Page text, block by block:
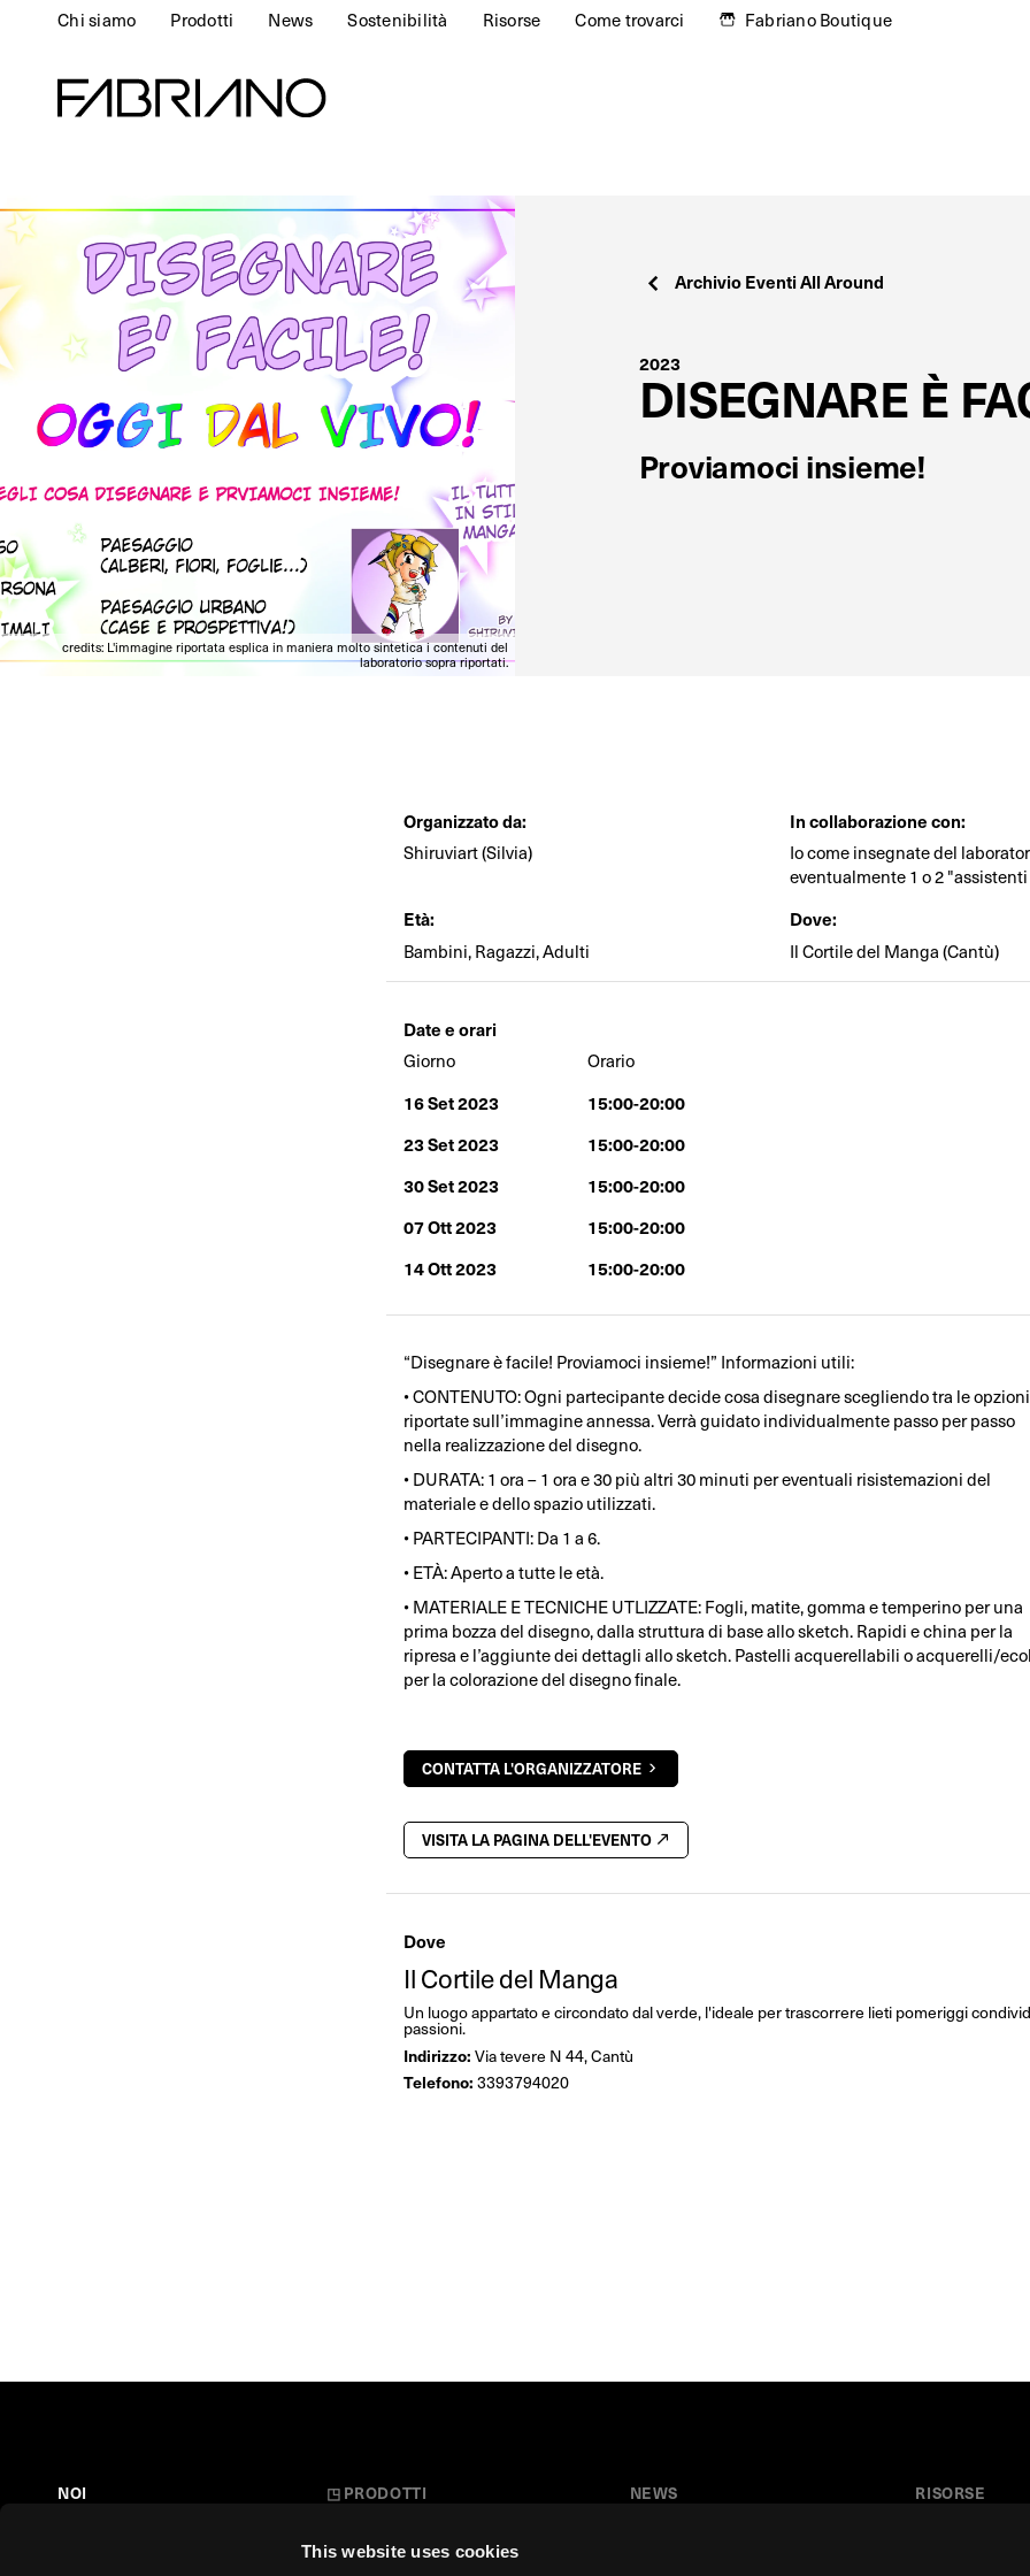
This website uses cookies
Chi siamo Prodotti News Sostenibilità Risorse Come trovarci Fabriano Boutique
credits: L'immagine riportata esplica in maniera molto sintetica i contenuti del
laboratorio sopra riportati.
Archivio Eventi All Around
2023
DISEGNARE È
Proviamoci insieme!
Organizzato da:
Shiruviart (Silvia)
In collaborazione con:
Io come insegnate del
eventualmente 1 o 2
Età:
Bambini, Ragazzi, Adulti
Dove:
Il Cortile del Manga (Cantù)
Date e orari
Giorno Orario
16 Set 2023
15:00-20:00
23 Set 2023
15:00-20:00
30 Set 2023
15:00-20:00
07 Ott 2023
15:00-20:00
14 Ott 2023
15:00-20:00
“Disegnare è facile! Proviamoci insieme!” Informazioni utili:
• CONTENUTO: Ogni partecipante decide cosa disegnare scegliendo tra le opzioni
riportate sull’immagine annessa. Verrà guidato individualmente passo per passo
nella realizzazione del disegno.
• DURATA: 1 ora – 1 ora e 30 più altri 30 minuti per eventuali risistemazioni del
materiale e dello spazio utilizzati.
• PARTECIPANTI: Da 1 a 6.
• ETÀ: Aperto a tutte le età.
• MATERIALE E TECNICHE UTLIZZATE: Fogli, matite, gomma e temperino per una
prima bozza del disegno, dalla struttura di base allo sketch. Rapidi e china per la
ripresa e l’aggiunte dei dettagli allo sketch. Pastelli acquerellabili o acquerelli/
per la colorazione del disegno finale.
CONTATTA L'ORGANIZZATORE
VISITA LA PAGINA DELL'EVENTO
Dove
Il Cortile del Manga
Un luogo appartato e circondato dal verde, l'ideale per trascorrere lieti pomeriggi
passioni.
Indirizzo: Via tevere N 44, Cantù
Telefono: 3393794020
NOI ◳ PRODOTTI NEWS RISORSE